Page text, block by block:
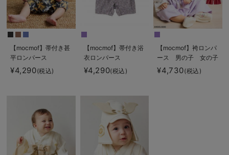
【mocmof】帯付き甚
平ロンパース
¥4,290(税込)
【mocmof】帯付き浴
衣ロンパース
¥4,290(税込)
【mocmof】袴ロンパ
ース 男の子 女の子
¥4,730(税込)